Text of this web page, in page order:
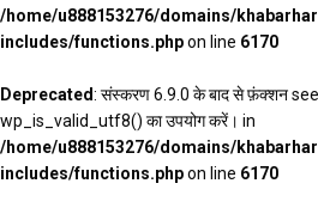
/home/u888153276/domains/
includes/functions.phpon line 6170
Deprecated: संस्करण 6.9.0 के बाद से फ़ंक्शन
wp_is_valid_utf8() का उपयोग करें। in
/home/u888153276/domains/
includes/functions.phpon line 6170